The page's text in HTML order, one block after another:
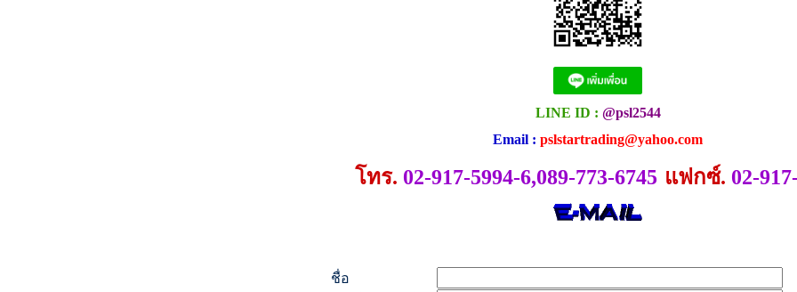
LINE ID : @psl2544
Email : pslstartrading@yahoo.com
โทร. 02-917-5994-6,089-773-6745 แฟกซ์. 02-
ชื่อ